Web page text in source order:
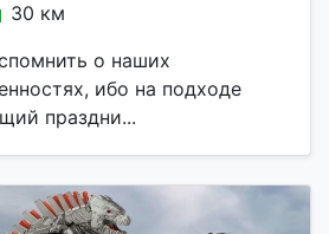
30 км
о наших
ибо на подходе
праздни...